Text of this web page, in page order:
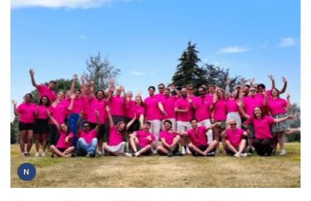
N